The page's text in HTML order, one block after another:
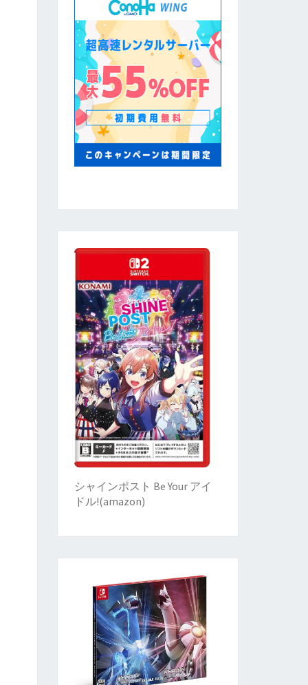
シャインポスト Be Your アイ
ドル!(amazon)